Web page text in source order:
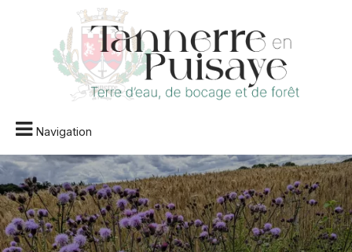
Navigation